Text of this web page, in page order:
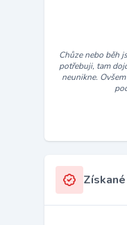
Chůze nebo běh
potřebuji, tam
neunikne.